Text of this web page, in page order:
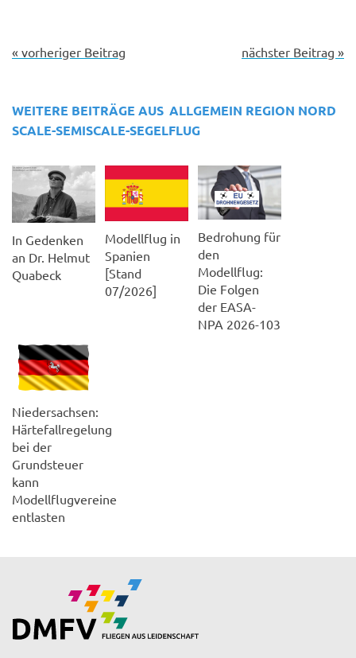
« vorheriger Beitrag nächster Beitrag »
WEITERE BEITRÄGE AUS ALLGEMEIN REGION NORD
SCALE-SEMISCALE-SEGELFLUG
In Gedenken
an Dr. Helmut
Quabeck
Modellflug in
Spanien
[Stand
07/2026]
Bedrohung für
den
Modellflug:
Die Folgen
der EASA-
NPA 2026-103
Niedersachsen:
Härtefallregelung
bei der
Grundsteuer
kann
Modellflugvereine
entlasten